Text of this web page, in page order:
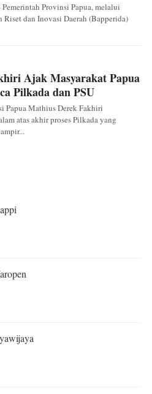
Provinsi Papua, melalui
Riset dan Inovasi Daerah (Bapperida)
Ajak Masyarakat Papua
Pilkada dan PSU
Papua Mathius Derek Fakhiri
atas akhir proses Pilkada yang